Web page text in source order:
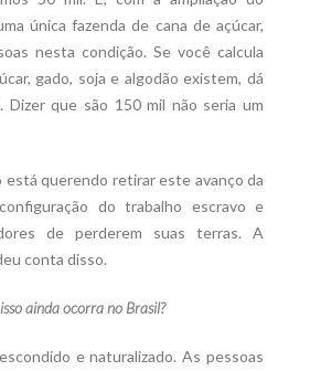
única fazenda de cana de açúcar,
nesta condição. Se você calcula
gado, soja e algodão existem, dá
Dizer que são 150 mil não seria um
está querendo retirar este avanço da
do trabalho escravo e
de perderem suas terras. A
conta disso.
ainda ocorra no Brasil?
e naturalizado. As pessoas